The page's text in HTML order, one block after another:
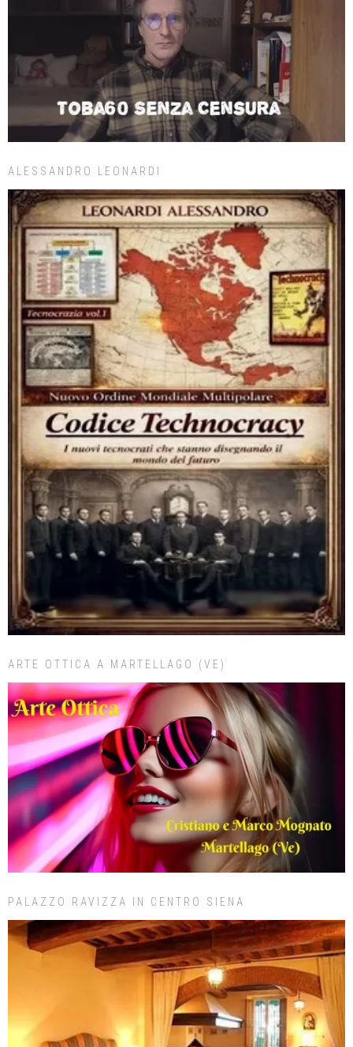
ALESSANDRO LEONARDI
ARTE OTTICA A MARTELLAGO (VE)
PALAZZO RAVIZZA IN CENTRO SIENA